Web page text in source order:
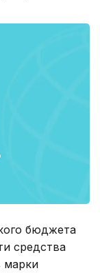
бюджета
средства
марки